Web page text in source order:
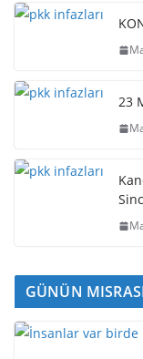
23
GÜNÜN